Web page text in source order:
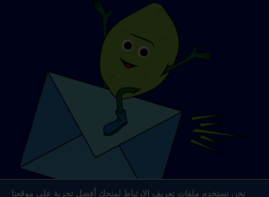
نحن نستخدم ملفات تعريف الارتباط لمنحك أفضل تجربة على موقعنا